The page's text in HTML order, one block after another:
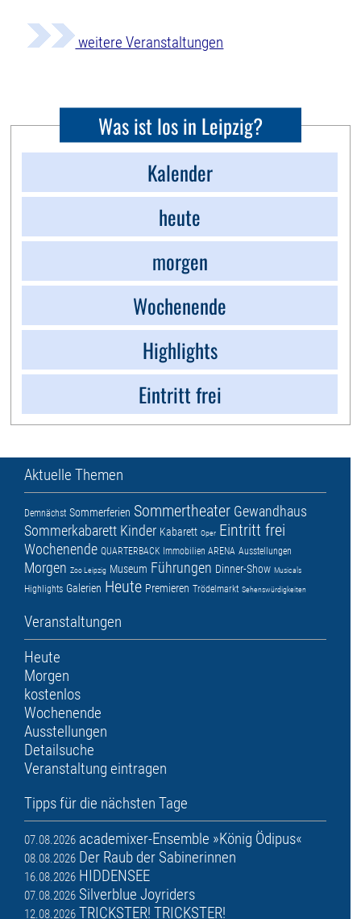
weitere Veranstaltungen
Was ist los in Leipzig?
Kalender
heute
morgen
Wochenende
Highlights
Eintritt frei
Aktuelle Themen
Demnächst Sommerferien Sommertheater Gewandhaus
Sommerkabarett Kinder Kabarett Oper Eintritt frei
Wochenende QUARTERBACK Immobilien ARENA Ausstellungen
Morgen Zoo Leipzig Museum Führungen Dinner-Show Musicals
Highlights Galerien Heute Premieren Trödelmarkt Sehenswürdigkeiten
Veranstaltungen
Heute
Morgen
kostenlos
Wochenende
Ausstellungen
Detailsuche
Veranstaltung eintragen
Tipps für die nächsten Tage
07.08.2026 academixer-Ensemble »König Ödipus«
08.08.2026 Der Raub der Sabinerinnen
16.08.2026 HIDDENSEE
07.08.2026 Silverblue Joyriders
12.08.2026 TRICKSTER! TRICKSTER!